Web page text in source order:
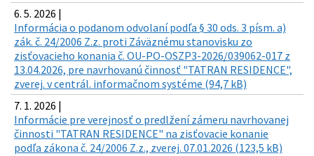
6. 5. 2026 |
Informácia o podanom odvolaní podľa § 30 ods. 3 písm. a)
zák. č. 24/2006 Z.z. proti Záväznému stanovisku zo
zisťovacieho konania č. OU-PO-OSZP3-2026/039062-017 z
13.04.2026, pre navrhovanú činnosť "TATRAN RESIDENCE",
zverej. v centrál. informačnom systéme (94,7 kB)
7. 1. 2026 |
Informácie pre verejnosť o predlžení zámeru navrhovanej
činnosti "TATRAN RESIDENCE" na zisťovacie konanie
podľa zákona č. 24/2006 Z.z., zverej. 07.01.2026 (123,5 kB)